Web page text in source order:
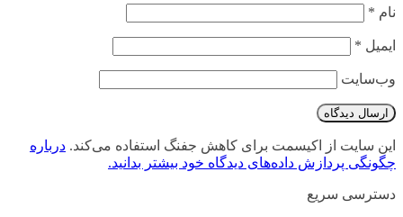
نام *
ایمیل *
وب‌سایت
این سایت از اکیسمت برای کاهش جفنگ استفاده می‌کند. درباره
چگونگی پردازش داده‌های دیدگاه خود بیشتر بدانید.
دسترسی سریع